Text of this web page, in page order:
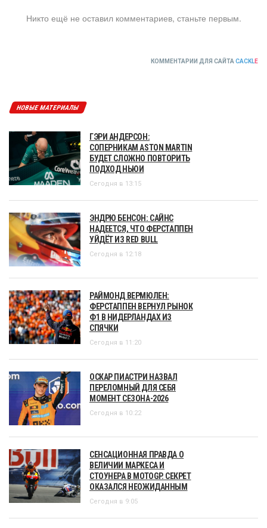
Никто ещё не оставил комментариев, станьте первым.
КОММЕНТАРИИ ДЛЯ САЙТА CACKLE
НОВЫЕ МАТЕРИАЛЫ
ГЭРИ АНДЕРСОН:
СОПЕРНИКАМ ASTON MARTIN
БУДЕТ СЛОЖНО ПОВТОРИТЬ
ПОДХОД НЬЮИ
Сегодня в 13:15
ЭНДРЮ БЕНСОН: САЙНС
НАДЕЕТСЯ, ЧТО ФЕРСТАППЕН
УЙДЁТ ИЗ RED BULL
Сегодня в 12:18
РАЙМОНД ВЕРМЮЛЕН:
ФЕРСТАППЕН ВЕРНУЛ РЫНОК
Ф1 В НИДЕРЛАНДАХ ИЗ
СПЯЧКИ
Сегодня в 11:20
ОСКАР ПИАСТРИ НАЗВАЛ
ПЕРЕЛОМНЫЙ ДЛЯ СЕБЯ
МОМЕНТ СЕЗОНА-2026
Сегодня в 10:22
СЕНСАЦИОННАЯ ПРАВДА О
ВЕЛИЧИИ МАРКЕСА И
СТОУНЕРА В MOTOGP. СЕКРЕТ
ОКАЗАЛСЯ НЕОЖИДАННЫМ
Сегодня в 9:05